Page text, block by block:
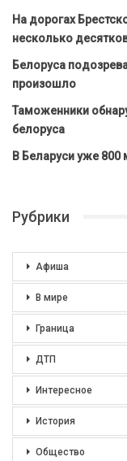
На дорогах
несколько
Белоруса
произошло
Таможенники
белоруса
В Беларуси уже 800
Рубрики
Афиша
В мире
Граница
ДТП
Интересное
История
Общество